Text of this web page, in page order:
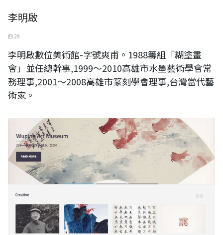
李明啟
四 29
李明啟數位美術館-字號爽甫。1988籌組「糊塗畫
會」並任總幹事,1999～2010高雄市水墨藝術學會常
務理事,2001～2008高雄市篆刻學會理事,台灣當代藝
術家。